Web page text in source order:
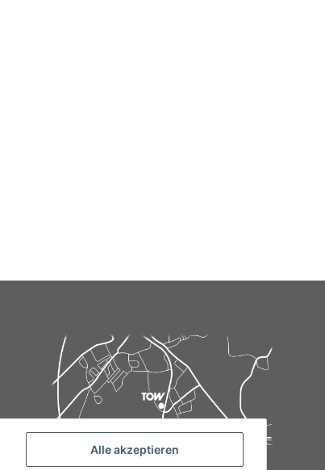
Alle akzeptieren